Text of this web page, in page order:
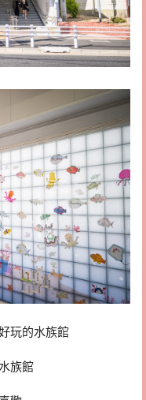
玩的水族館
族館